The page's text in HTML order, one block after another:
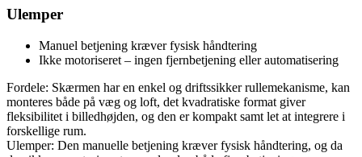
Ulemper
Manuel betjening kræver fysisk håndtering
Ikke motoriseret – ingen fjernbetjening eller automatisering
Fordele: Skærmen har en enkel og driftssikker rullemekanisme, kan
monteres både på væg og loft, det kvadratiske format giver
fleksibilitet i billedhøjden, og den er kompakt samt let at integrere i
forskellige rum.
Ulemper: Den manuelle betjening kræver fysisk håndtering, og da